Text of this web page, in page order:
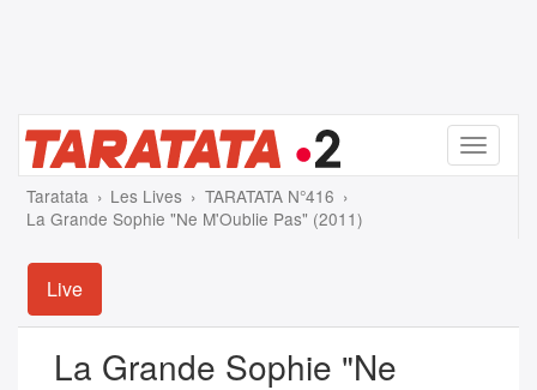
Menu
Taratata Les Lives
TARATATA N°416
La Grande Sophie "Ne M'Oublie Pas" (2011)
Live
La Grande Sophie "Ne